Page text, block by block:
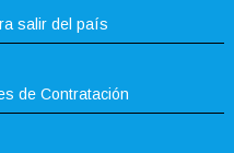
salir del país
de Contratación